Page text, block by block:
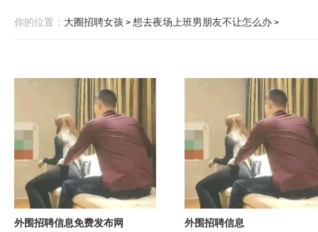
你的位置： 大圈招聘女孩 > 想去夜场上班男朋友不让怎么办 >
外围招聘信息免费发布网 外围招聘信息